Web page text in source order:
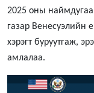
2025 оны
газар Венесуэлийн
хэрэгт буруутгаж,
амлалаа.